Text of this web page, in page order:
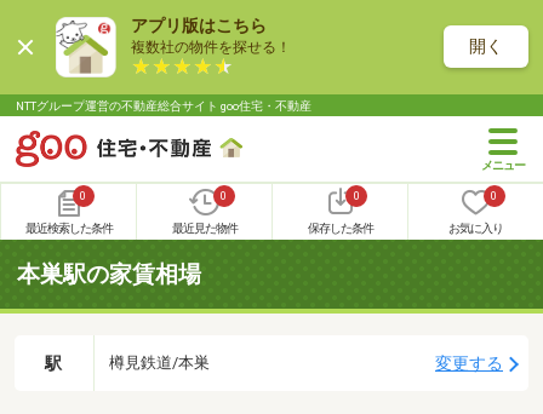
アプリ版はこちら
複数社の物件を探せる！ 開く
NTTグループ運営の不動産総合サイト goo住宅・不動産
0
最近検索した条件
0
最近見た物件
0
保存した条件
0
お気に入り
本巣駅の家賃相場
駅 樽見鉄道/本巣 変更する